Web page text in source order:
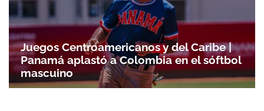
Juegos Centroamericanos y del Caribe |
Panamá aplastó a Colombia en el sóftbol
mascuino